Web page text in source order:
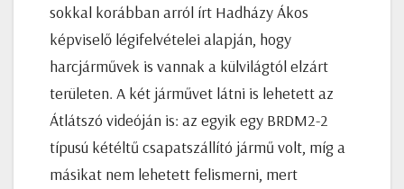
sokkal korábban arról írt Hadházy Ákos
képviselő légifelvételei alapján, hogy
harcjárművek is vannak a külvilágtól elzárt
területen. A két járművet látni is lehetett az
Átlátszó videóján is: az egyik egy BRDM2-2
típusú kétéltű csapatszállító jármű volt, míg a
másikat nem lehetett felismerni, mert